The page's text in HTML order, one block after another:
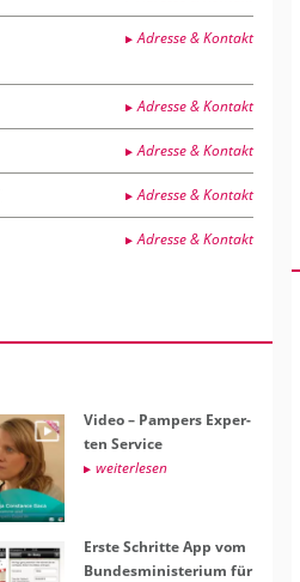
Adresse & Kontakt
Adresse & Kontakt
Adresse & Kontakt
Adresse & Kontakt
Adresse & Kontakt
Video – Pam­pers Ex­per­
ten Ser­vice
wei­ter­le­sen
Erste Schrit­te App vom
Bun­des­mi­nis­te­ri­um für